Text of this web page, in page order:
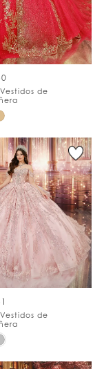
de
de